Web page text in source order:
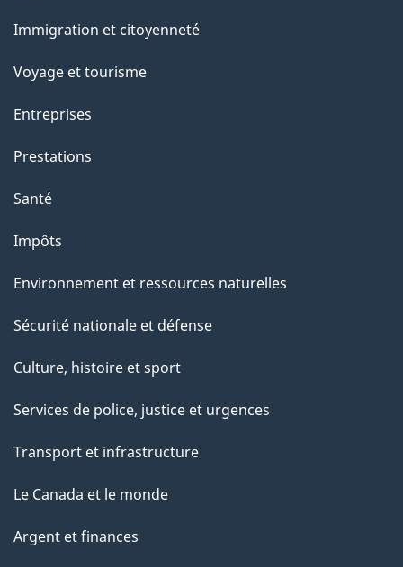
sujets
Immigration et citoyenneté
Voyage et tourisme
Entreprises
Prestations
Santé
Impôts
Environnement et ressources naturelles
Sécurité nationale et défense
Culture, histoire et sport
Services de police, justice et urgences
Transport et infrastructure
Le Canada et le monde
Argent et finances